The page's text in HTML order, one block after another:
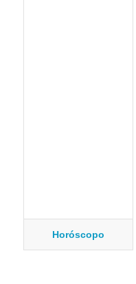
Horóscopo